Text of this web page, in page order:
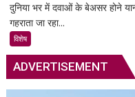
दुनिया भर में दवाओं के बेअसर होने
गहराता जा रहा...
विशेष
ADVERTISEMENT